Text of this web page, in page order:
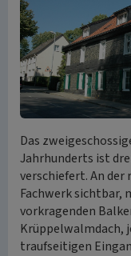
Das
Jahrhunderts ist
verschiefert. An
Fachwerk
vorkragenden
Krüppelwalmdach,
traufseitigen